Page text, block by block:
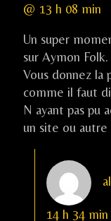
@ 13 h 08 min
Un super
sur Aymon Folk.
Vous donnez la
comme il faut
N ayant pas pu
un site ou
14 h 34 min